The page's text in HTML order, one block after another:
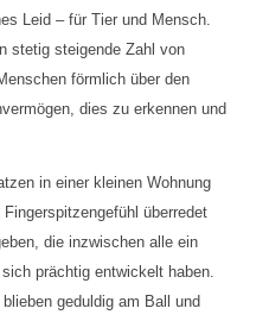
Leid – für Tier und Mensch.
stetig steigende Zahl von
förmlich über den
dies zu erkennen und
in einer kleinen Wohnung
überredet
die inzwischen alle ein
prächtig entwickelt haben.
geduldig am Ball und